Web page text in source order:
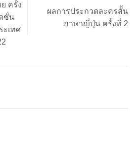
ครั้ง
ชั่น
ะเทศ
ผลการประกวดละครสั้น
ภาษาญี่ปุ่น ครั้งที่ 2